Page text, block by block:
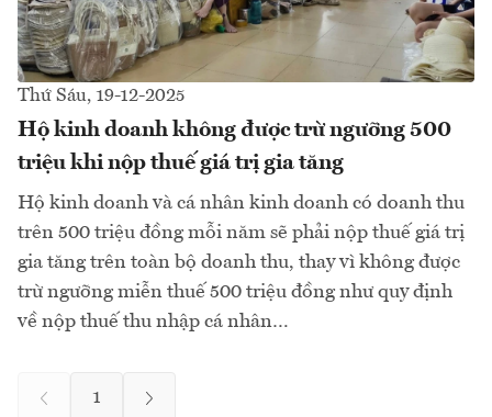
Thứ Sáu, 19-12-2025
Hộ kinh doanh không được trừ ngưỡng 500
triệu khi nộp thuế giá trị gia tăng
Hộ kinh doanh và cá nhân kinh doanh có doanh thu
trên 500 triệu đồng mỗi năm sẽ phải nộp thuế giá trị
gia tăng trên toàn bộ doanh thu, thay vì không được
trừ ngưỡng miễn thuế 500 triệu đồng như quy định
về nộp thuế thu nhập cá nhân…
1